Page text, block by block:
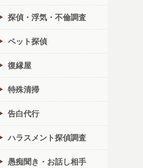
探偵・浮気・不倫調査
ペット探偵
復縁屋
特殊清掃
告白代行
ハラスメント探偵調査
愚痴聞き・お話し相手